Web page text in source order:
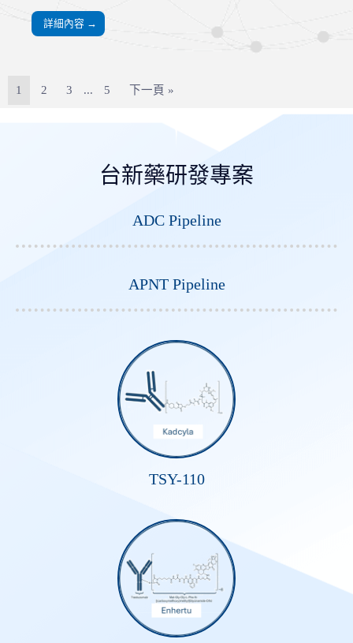
詳細內容 →
1 2 3 ... 5 下一頁 »
台新藥研發專案
ADC Pipeline
APNT Pipeline
TSY-110